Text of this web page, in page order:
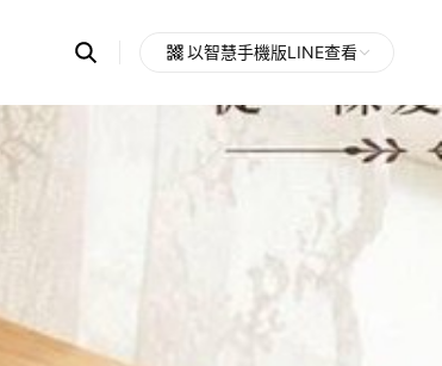
Search
OpenChats
messages
search
以智慧手機版LINE查看